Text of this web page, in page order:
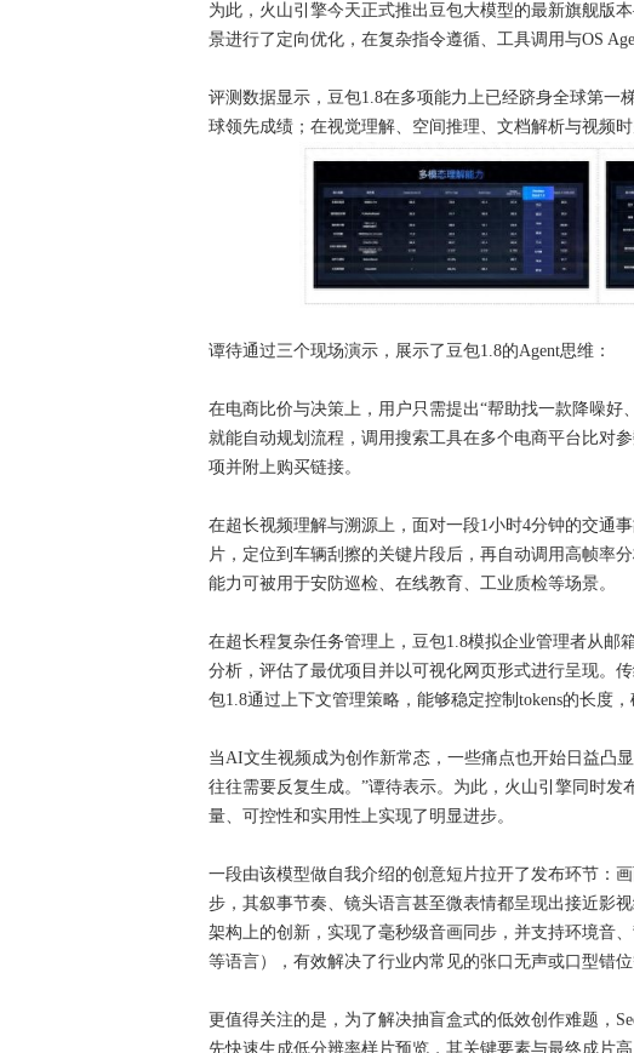
为此，火山引擎今天正式推出豆包大模型的最新旗舰版
景进行了定向优化，在复杂指令遵循、工具调用与OS
评测数据显示，豆包1.8在多项能力上已经跻身全球第一
球领先成绩；在视觉理解、空间推理、文档解析与视频
谭待通过三个现场演示，展示了豆包1.8的Agent思维：
在电商比价与决策上，用户只需提出“帮助找一款降噪好
就能自动规划流程，调用搜索工具在多个电商平台比对
项并附上购买链接。
在超长视频理解与溯源上，面对一段1小时4分钟的交通
片，定位到车辆刮擦的关键片段后，再自动调用高帧率
能力可被用于安防巡检、在线教育、工业质检等场景。
在超长程复杂任务管理上，豆包1.8模拟企业管理者从邮
分析，评估了最优项目并以可视化网页形式进行呈现。
包1.8通过上下文管理策略，能够稳定控制tokens的长度
当AI文生视频成为创作新常态，一些痛点也开始日益凸
往往需要反复生成。”谭待表示。为此，火山引擎同时发
量、可控性和实用性上实现了明显进步。
一段由该模型做自我介绍的创意短片拉开了发布环节：
步，其叙事节奏、镜头语言甚至微表情都呈现出接近影
架构上的创新，实现了毫秒级音画同步，并支持环境音
等语言），有效解决了行业内常见的张口无声或口型错位
更值得关注的是，为了解决抽盲盒式的低效创作难题，
先快速生成低分辨率样片预览，其关键要素与最终成片